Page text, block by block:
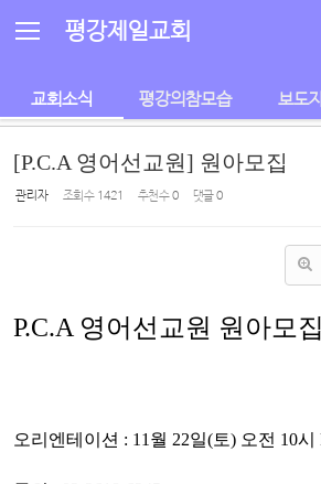
평강제일교회
교회소식 평강의참모습 보도
[P.C.A 영어선교원] 원아모집
관리자 조회 수 1421 추천 수0 댓글0
P.C.A 영어선교원 원아모집
오리엔테이션 : 11월 22일(토) 오전 10시